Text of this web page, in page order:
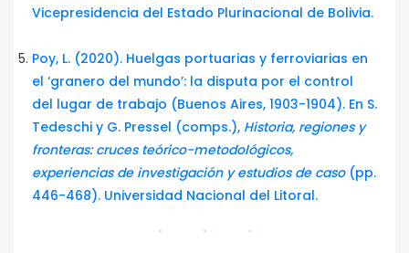
Vicepresidencia del Estado Plurinacional de Bolivia.
Poy, L. (2020). Huelgas portuarias y ferroviarias en
el ‘granero del mundo’: la disputa por el control
del lugar de trabajo (Buenos Aires, 1903-1904). En S.
Tedeschi y G. Pressel (comps.), Historia, regiones y
fronteras: cruces teórico-metodológicos,
experiencias de investigación y estudios de caso(pp.
446-468). Universidad Nacional del Litoral.